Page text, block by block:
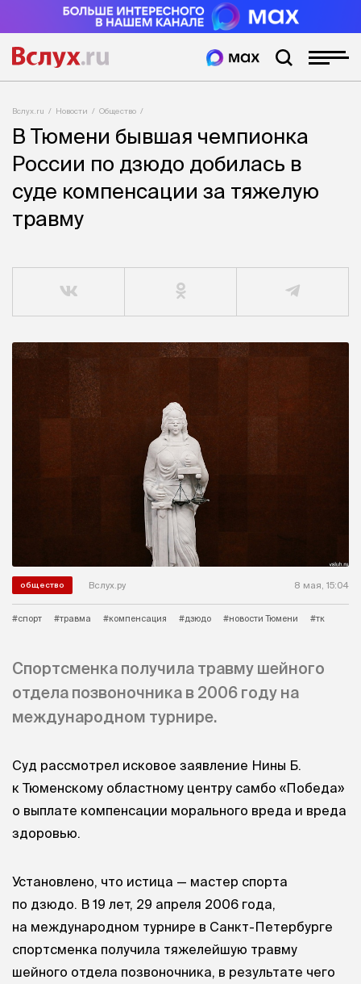
Вслух.ru Новости Общество
В Тюмени бывшая чемпионка
России по дзюдо добилась в
суде компенсации за тяжелую
травму
общество Вслух.ру 8 мая, 15:04
#спорт #травма #компенсация #дзюдо #новости Тюмени #тк
Спортсменка получила травму шейного
отдела позвоночника в 2006 году на
международном турнире.
Суд рассмотрел исковое заявление Нины Б.
к Тюменскому областному центру самбо «Победа»
о выплате компенсации морального вреда и вреда
здоровью.
Установлено, что истица — мастер спорта
по дзюдо. В 19 лет, 29 апреля 2006 года,
на международном турнире в Санкт-Петербурге
спортсменка получила тяжелейшую травму
шейного отдела позвоночника, в результате чего